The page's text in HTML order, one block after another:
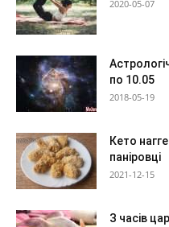
2020-05-07
по 10.05
2018-05-19
Кето
паніровці
2021-12-15
З часів